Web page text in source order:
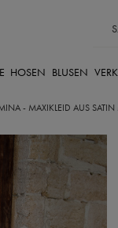
HOSEN BLUSEN
- MAXIKLEID AUS